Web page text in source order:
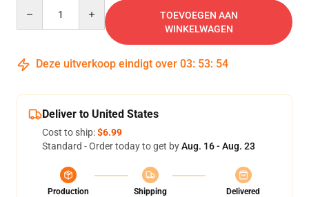
TOEVOEGEN AAN
WINKELWAGEN
Deze uitverkoop eindigt over 03: 53: 53
Deliver to United States
Cost to ship:$6.99
Standard - Order today to get byAug. 16 - Aug. 23
Production
Shipping
Delivered